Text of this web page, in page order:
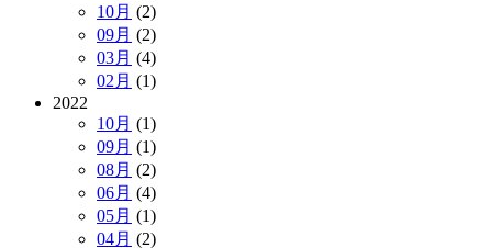
10月 (2)
09月 (2)
03月 (4)
02月 (1)
2022
10月 (1)
09月 (1)
08月 (2)
06月 (4)
05月 (1)
04月 (2)